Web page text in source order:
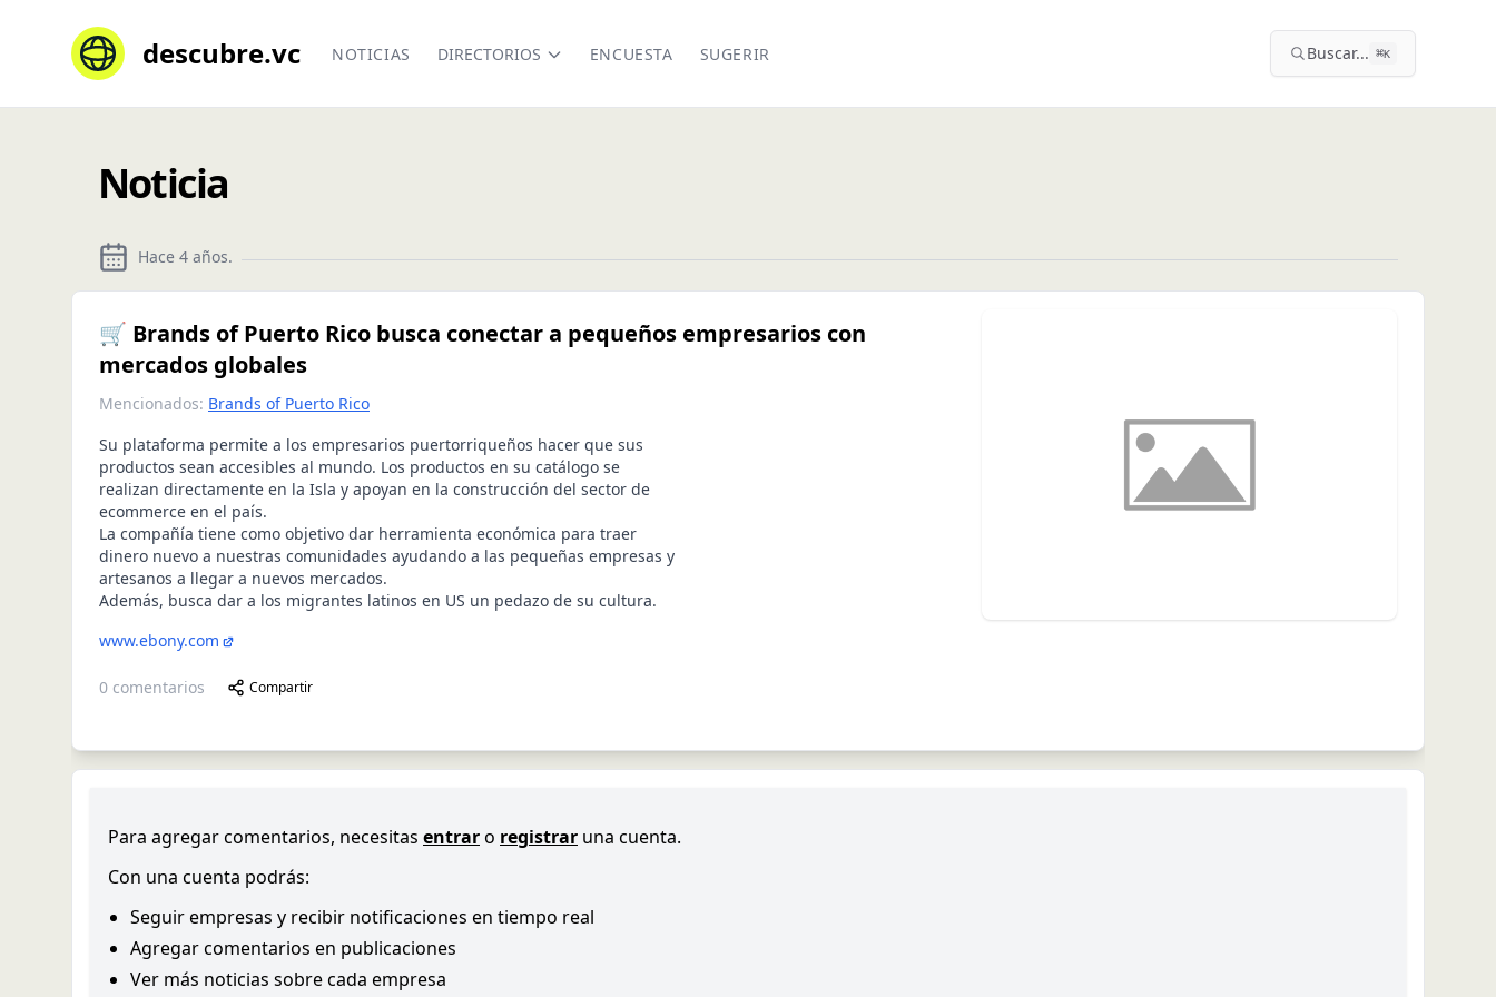
descubre.vc NOTICIAS DIRECTORIOS ENCUESTA SUGERIR Buscar... ⌘K
Noticia
Hace 4 años.
🛒 Brands of Puerto Rico busca conectar a pequeños empresarios con
mercados globales
Mencionados: Brands of Puerto Rico
Su plataforma permite a los empresarios puertorriqueños hacer que sus
productos sean accesibles al mundo. Los productos en su catálogo se
realizan directamente en la Isla y apoyan en la construcción del sector de
ecommerce en el país.
La compañía tiene como objetivo dar herramienta económica para traer
dinero nuevo a nuestras comunidades ayudando a las pequeñas empresas y
artesanos a llegar a nuevos mercados.
Además, busca dar a los migrantes latinos en US un pedazo de su cultura.
www.ebony.com
0 comentarios Compartir
Para agregar comentarios, necesitas entraro registrar una cuenta.
Con una cuenta podrás:
Seguir empresas y recibir notificaciones en tiempo real
Agregar comentarios en publicaciones
Ver más noticias sobre cada empresa